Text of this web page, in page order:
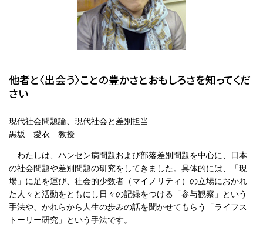
他者と〈出会う〉ことの豊かさとおもしろさを知ってくだ
さい
現代社会問題論、現代社会と差別担当
黒坂 愛衣 教授
わたしは、ハンセン病問題および部落差別問題を中心に、日本
の社会問題や差別問題の研究をしてきました。具体的には、「現
場」に足を運び、社会的少数者（マイノリティ）の立場におかれ
た人々と活動をともにし日々の記録をつける「参与観察」という
手法や、かれらから人生の歩みの話を聞かせてもらう「ライフス
トーリー研究」という手法です。